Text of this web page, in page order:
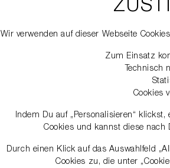
Wir verwenden auf dieser Webseite
Zum Einsatz
Technisch
Cookies
Indem Du auf „Personalisieren“
Cookies und kannst diese nach
Durch einen Klick auf das Auswahlfeld
Cookies zu, die unter